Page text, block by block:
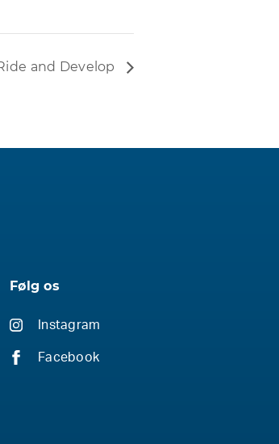
and Develop
Følg os
Instagram
Facebook